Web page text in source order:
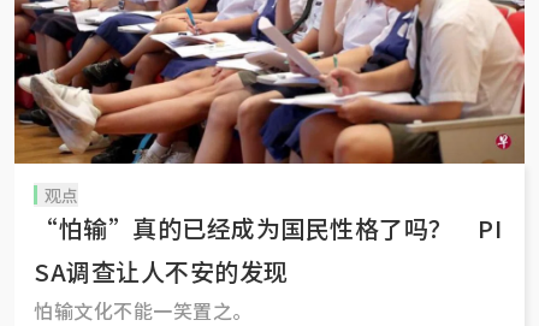
观点
“怕输”真的已经成为国民性格了吗？ PI
SA调查让人不安的发现
怕输文化不能一笑置之。